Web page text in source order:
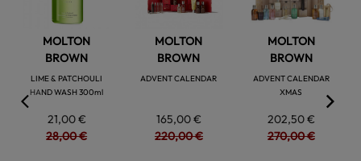
MOLTON
BROWN
LIME & PATCHOULI
HAND WASH 300ml
21,00 €
28,00 €
MOLTON
BROWN
ADVENT CALENDAR
165,00 €
220,00 €
MOLTON
BROWN
ADVENT CALENDAR
XMAS
202,50 €
270,00 €